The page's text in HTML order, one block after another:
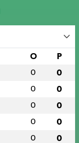
O P
0 0
0 0
0 0
0 0
0 0